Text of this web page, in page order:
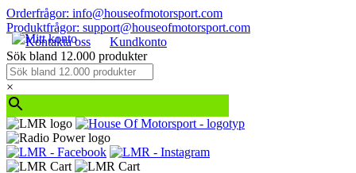
Orderfrågor: info@houseofmotorsport.com
Produktfrågor: support@houseofmotorsport.com
Kontakta oss
Kundkonto
Sök bland 12.000 produkter
×